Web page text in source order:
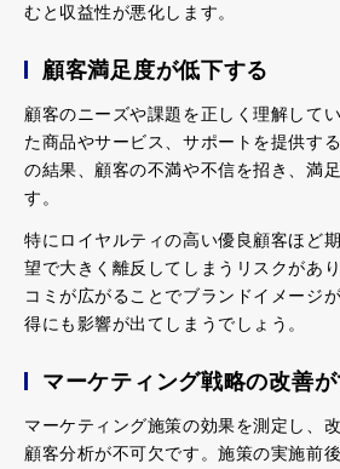
むと収益性が悪化します。
顧客満足度が低下する
顧客のニーズや課題を正しく理解して
た商品やサービス、サポートを提供す
の結果、顧客の不満や不信を招き、満
す。
特にロイヤルティの高い優良顧客ほど
望で大きく離反してしまうリスクがあ
コミが広がることでブランドイメージ
得にも影響が出てしまうでしょう。
マーケティング戦略の改善
マーケティング施策の効果を測定し、
顧客分析が不可欠です。施策の実施前